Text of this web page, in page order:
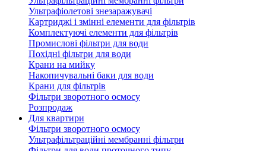
Ультрафіолетові знезаражувачі
Картриджі і змінні елементи для фільтрів
Комплектуючі елементи для фільтрів
Промислові фільтри для води
Похідні фільтри для води
Крани на мийку
Накопичувальні баки для води
Крани для фільтрів
Фільтри зворотного осмосу
Розпродаж
Для квартири
Фільтри зворотного осмосу
Ультрафільтраційні мембранні фільтри